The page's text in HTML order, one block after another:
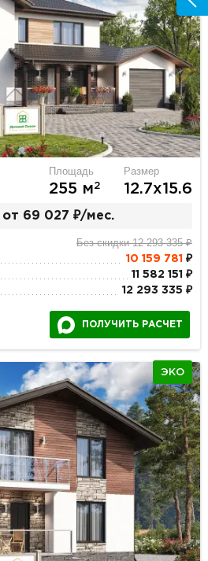
Площадь
255 м2
Размер
12.7х15.6
от 69 027 ₽/мес.
Без скидки 12 293 335 ₽
10 159 781 ₽
11 582 151 ₽
12 293 335 ₽
ПОЛУЧИТЬ РАСЧЕТ
ЭКО